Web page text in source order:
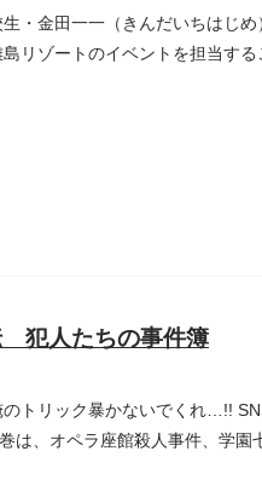
・金田一一（きんだいちはじ
リゾートのイベントを担当す
犯人たちの事件簿
トリック暴かないでくれ…!!
は、オペラ座館殺人事件、学園